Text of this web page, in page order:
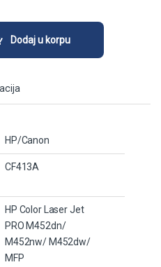
toner crveni (HP/Canon)
Dodaj u korpu
HP/Canon
CF413A
HP Color Laser Jet
PRO M452dn/
M452nw/ M452dw/
MFP